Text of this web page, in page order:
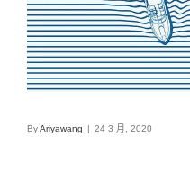
ByAriyawang | 24 3 月, 2020